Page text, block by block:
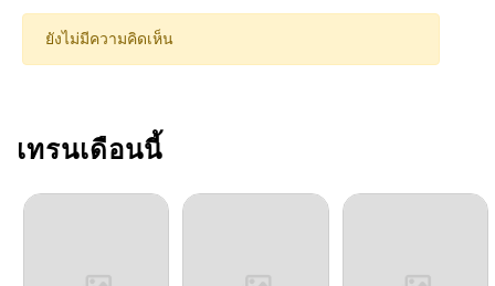
ยังไม่มีความคิดเห็น
เทรนเดือนนี้